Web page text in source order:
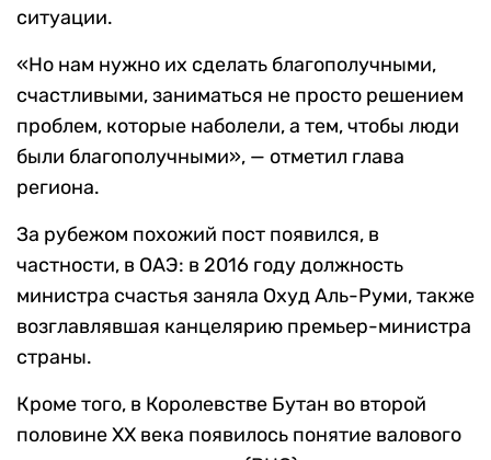
ситуации.
«Но нам нужно их сделать благополучными,
счастливыми, заниматься не просто решением
проблем, которые наболели, а тем, чтобы люди
были благополучными», — отметил глава
региона.
За рубежом похожий пост появился, в
частности, в ОАЭ: в 2016 году должность
министра счастья заняла Охуд Аль-Руми, также
возглавлявшая канцелярию премьер-министра
страны.
Кроме того, в Королевстве Бутан во второй
половине XX века появилось понятие валового